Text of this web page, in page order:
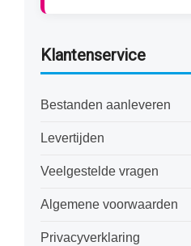
Klantenservice
Bestanden aanleveren
Levertijden
Veelgestelde vragen
Algemene voorwaarden
Privacyverklaring